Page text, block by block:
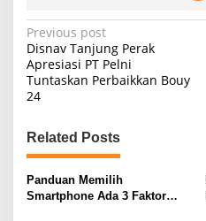
P
o
s
n
a
v
Previous post
Disnav Tanjung Perak
Apresiasi PT Pelni
Tuntaskan Perbaikkan Bouy
24
Related Posts
Panduan Memilih
Smartphone Ada 3 Faktor